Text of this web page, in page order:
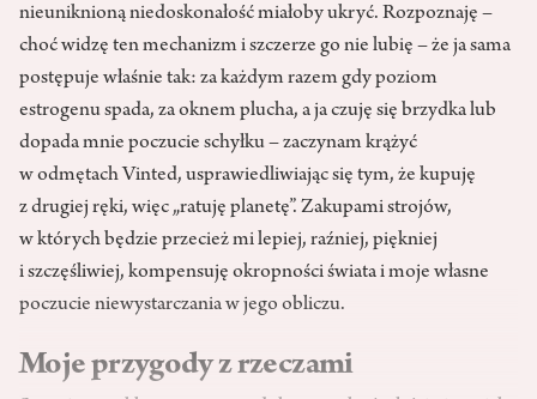
nieuniknioną niedoskonałość miałoby ukryć. Rozpoznaję –
choć widzę ten mechanizm i szczerze go nie lubię – że ja sama
postępuje właśnie tak: za każdym razem gdy poziom
estrogenu spada, za oknem plucha, a ja czuję się brzydka lub
dopada mnie poczucie schyłku – zaczynam krążyć
w odmętach Vinted, usprawiedliwiając się tym, że kupuję
z drugiej ręki, więc „ratuję planetę”. Zakupami strojów,
w których będzie przecież mi lepiej, raźniej, piękniej
i szczęśliwiej, kompensuję okropności świata i moje własne
poczucie niewystarczania w jego obliczu.
Moje przygody z rzeczami